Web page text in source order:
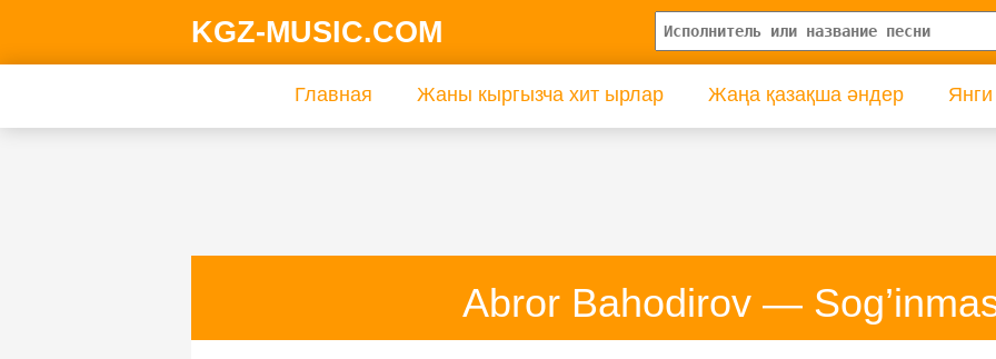
KGZ-MUSIC.COM
Главная Жаны кыргызча хит ырлар Жаңа қазақша әндер
Abror Bahodirov —